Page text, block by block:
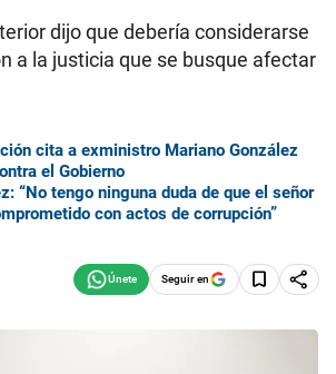
dijo que debería considerarse
a la justicia que se busque afectar
cita a exministro Mariano González
el Gobierno
“No tengo ninguna duda de que el señor
con actos de corrupción”
Seguir en